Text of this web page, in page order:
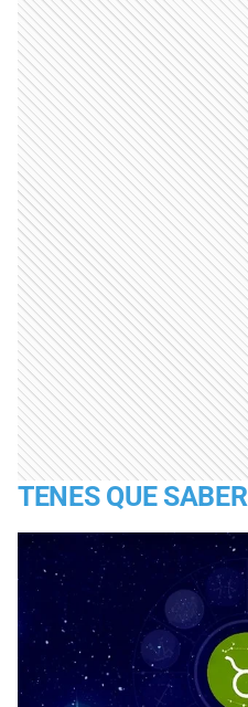
TENES QUE SABER